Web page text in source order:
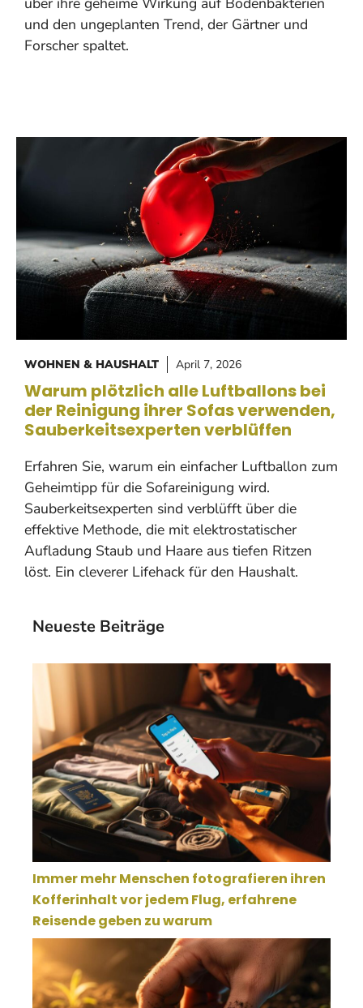
und den ungeplanten Trend, der Gärtner und
Forscher spaltet.
WOHNEN & HAUSHALT April 7, 2026
Warum plötzlich alle Luftballons bei
der Reinigung ihrer Sofas verwenden,
Sauberkeitsexperten verblüffen
Erfahren Sie, warum ein einfacher Luftballon zum
Geheimtipp für die Sofareinigung wird.
Sauberkeitsexperten sind verblüfft über die
effektive Methode, die mit elektrostatischer
Aufladung Staub und Haare aus tiefen Ritzen
löst. Ein cleverer Lifehack für den Haushalt.
Neueste Beiträge
Immer mehr Menschen fotografieren ihren
Kofferinhalt vor jedem Flug, erfahrene
Reisende geben zu warum